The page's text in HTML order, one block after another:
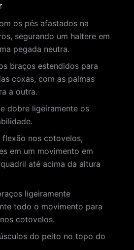
os pés afastados na
segurando um haltere em
pegada neutra.
braços estendidos para
coxas, com as palmas
a outra.
dobre ligeiramente os
flexão nos cotovelos,
em um movimento em
até acima da altura
ligeiramente
todo o movimento para
cotovelos.
do peito no topo do